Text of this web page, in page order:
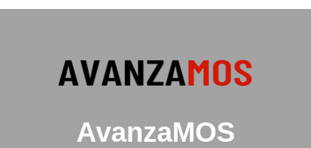
AvanzaMOS